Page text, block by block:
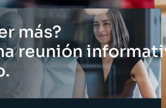
más?
reunión